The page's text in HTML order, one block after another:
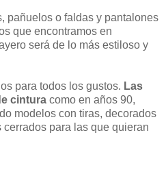
pañuelos o faldas y pantalones
que encontramos en
será de lo más estiloso y
para todos los gustos. Las
cintura como en años 90,
modelos con tiras, decorados
para las que quieran